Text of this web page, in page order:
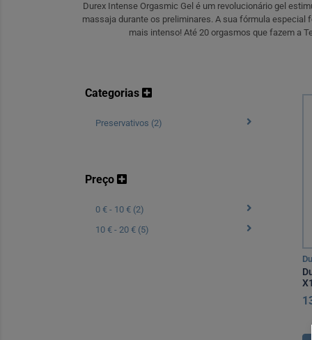
Durex Intense Orgasmic Gel é um revolucionário gel
massaja durante os preliminares. A sua fórmula
mais intenso! Até 20 orgasmos que fazem a
Categorias
Preservativos (2)
Preço
0 € - 10 € (2)
10 € - 20 € (5)